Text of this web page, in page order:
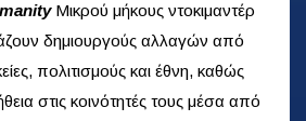
Μικρού μήκους ντοκιμαντέρ
δημιουργούς αλλαγών από
πολιτισμούς και έθνη, καθώς
στις κοινότητές τους μέσα από